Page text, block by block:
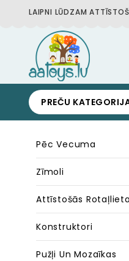
LAIPNI LŪDZAM
PREČU
Pēc Vecuma
Zīmoli
Attīstošās
Konstruktori
Pužļi Un Mozaīkas